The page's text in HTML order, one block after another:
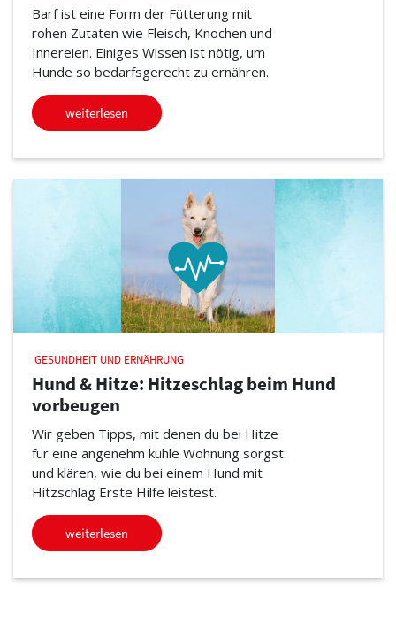
Barf ist eine Form der Fütterung mit
rohen Zutaten wie Fleisch, Knochen und
Innereien. Einiges Wissen ist nötig, um
Hunde so bedarfsgerecht zu ernähren.
weiterlesen
GESUNDHEIT UND ERNÄHRUNG
Hund & Hitze: Hitzeschlag beim Hund
vorbeugen
Wir geben Tipps, mit denen du bei Hitze
für eine angenehm kühle Wohnung sorgst
und klären, wie du bei einem Hund mit
Hitzschlag Erste Hilfe leistest.
weiterlesen